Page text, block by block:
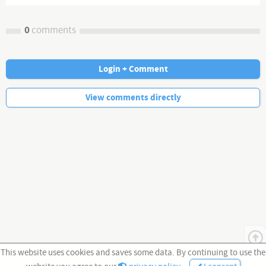
This website uses cookies and saves some data. By continuing to use the
Paypal:http://bit.ly/33P05wF
0comments
No more comments.
Login + Comment
View comments directly